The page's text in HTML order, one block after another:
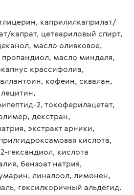
каприлилкаприлат/
капрат, цетеариловый спирт,
масло оливковое,
пропандиол, масло миндаля,
крассифолиа,
кофеин, сквалан,
2, токоферилацетат,
декстран,
экстракт арники,
кислота,
гександиол, кислота
бензоат натрия,
линалоол, лимонен,
гексилкоричный альдегид.